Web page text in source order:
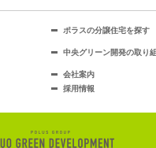
ポラスの分譲住宅を探す
中央グリーン開発の取り
会社案内
採用情報